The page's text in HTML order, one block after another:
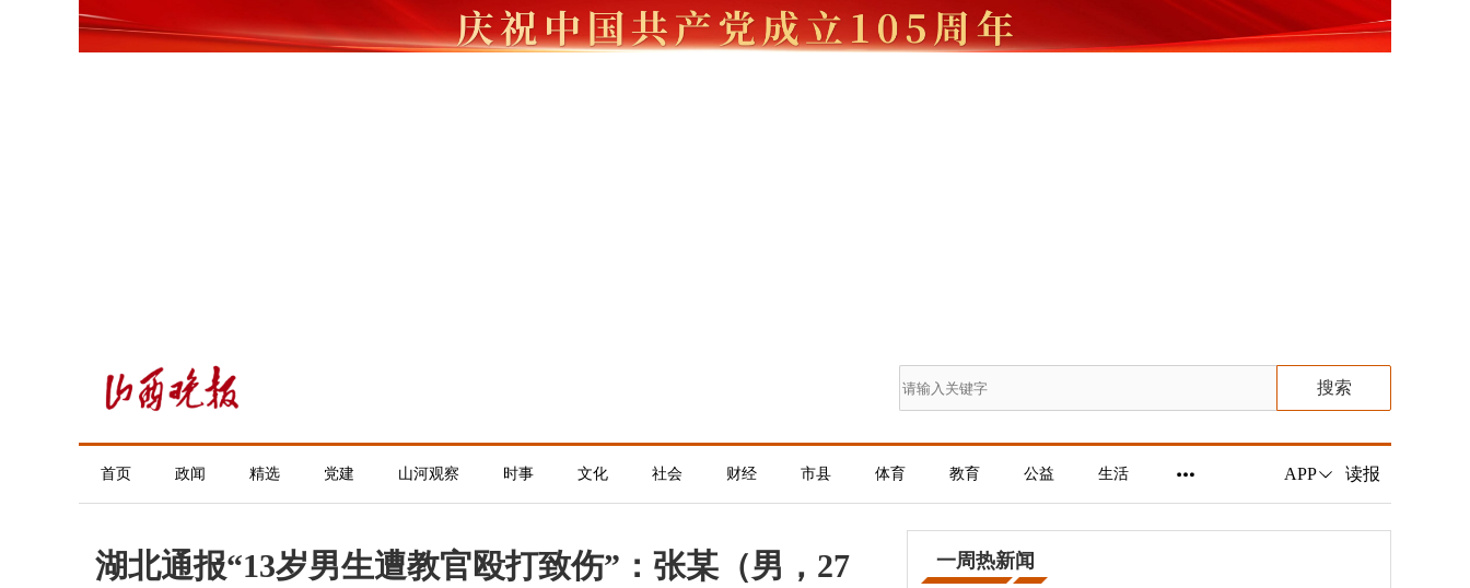
搜索
首页 政闻 精选 党建 山河观察 时事 文化 社会 财经 市县 体育 教育 公益 生活 APP 读报
湖北通报“13岁男生遭教官殴打致伤”：张某（男，27
一周热新闻